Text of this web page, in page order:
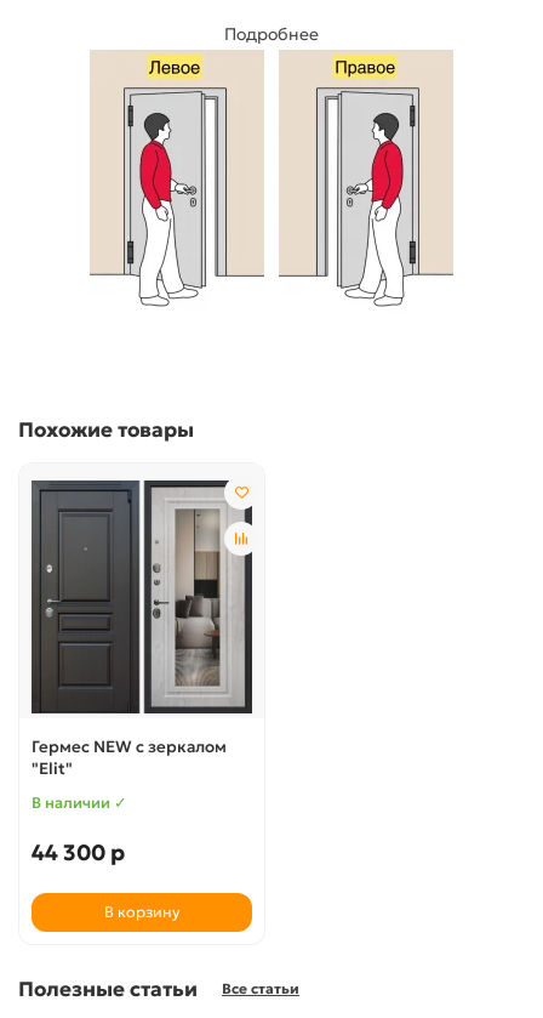
Подробнее
Похожие товары
Гермес NEW с зеркалом
"Elit"
В наличии ✓
44 300 р
В корзину
Полезные статьи Все статьи